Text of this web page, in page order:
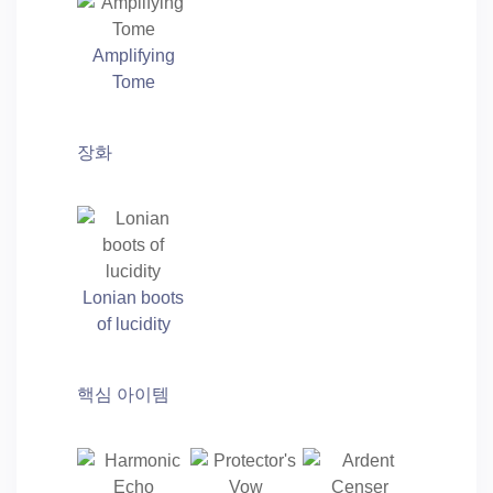
Amplifying
Tome
장화
Lonian boots
of lucidity
핵심 아이템